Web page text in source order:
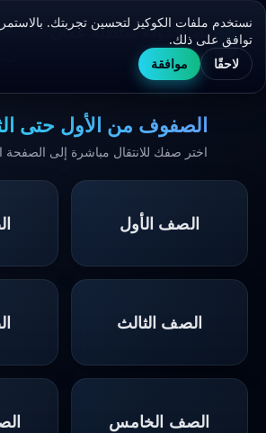
منهاج دولة سلطنة عمان
المدرسي
الصفوف من الأول حتى
اختر صفك للانتقال مباشرة إلى الصفحة
الصف الأول
الصف الثالث
الصف الخامس
نستخدم ملفات الكوكيز لتحسين تجربتك.
توافق على ذلك.
لاحقًا موافقة